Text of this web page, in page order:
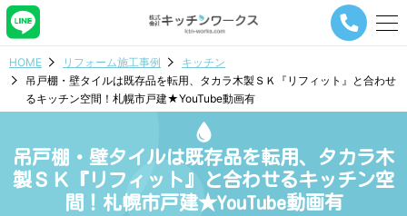
メ
ー
ビ
シ
ョ
ン
HOME リフォーム施工事例
キッチン
吊戸棚・壁タイルは既存品を転用、タカラ木製ＳＫ『リフィット』と合わせ
るキッチン空間！札幌市戸建★YouTube動画有
吊戸棚・壁タイルは既存品を転用、タカラ木
製ＳＫ『リフィット』と合わせるキッチン空
間！札幌市戸建★YouTube動画有